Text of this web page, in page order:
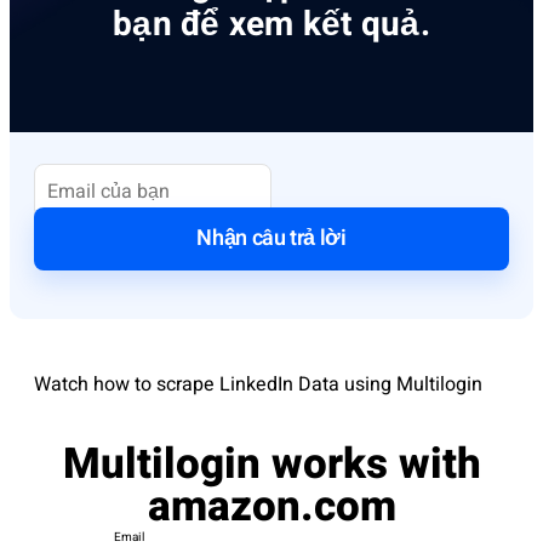
bạn để xem kết quả.
Nhận câu trả lời
Watch how to scrape LinkedIn Data using Multilogin
Multilogin works with
amazon.com
Email